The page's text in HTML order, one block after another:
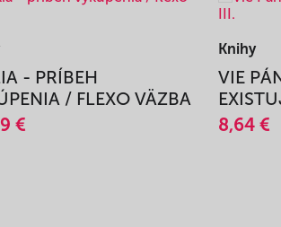
- PRÍBEH
/ FLEXO VÄZBA
€
Knihy
VIE
8,64 €